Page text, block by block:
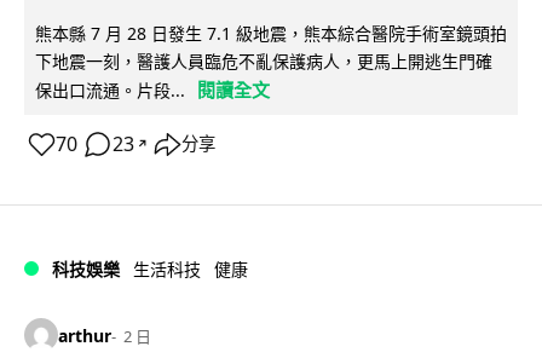
熊本縣 7 月 28 日發生 7.1 級地震，熊本綜合醫院手術室鏡頭拍
下地震一刻，醫護人員臨危不亂保護病人，更馬上開逃生門確
保出口流通。片段...
閱讀全文
70 23 ↗ 分享
科技娛樂 生活科技 健康
arthur 2 日